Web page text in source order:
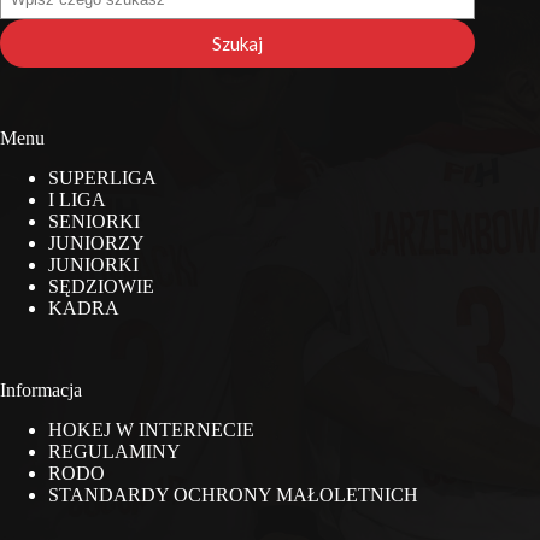
na
stronie
Szukaj
Menu
SUPERLIGA
I LIGA
SENIORKI
JUNIORZY
JUNIORKI
SĘDZIOWIE
KADRA
Informacja
HOKEJ W INTERNECIE
REGULAMINY
RODO
STANDARDY OCHRONY MAŁOLETNICH